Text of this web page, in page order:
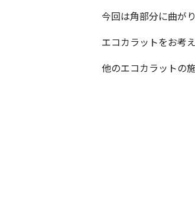
今回は角部分に曲が
エコカラットをお考
他のエコカラットの